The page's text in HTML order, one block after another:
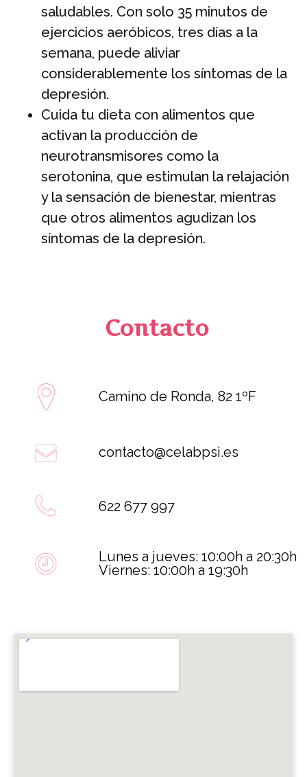
saludables. Con solo 35 minutos de
ejercicios aeróbicos, tres días a la
semana, puede aliviar
considerablemente los síntomas de la
depresión.
Cuida tu dieta con alimentos que
activan la producción de
neurotransmisores como la
serotonina, que estimulan la relajación
y la sensación de bienestar, mientras
que otros alimentos agudizan los
síntomas de la depresión.
Contacto
Camino de Ronda, 82 1ºF
contacto@celabpsi.es
622 677 997
Lunes a jueves: 10:00h a 20:30h
Viernes: 10:00h a 19:30h